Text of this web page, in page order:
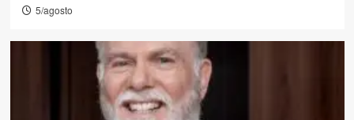
5/agosto